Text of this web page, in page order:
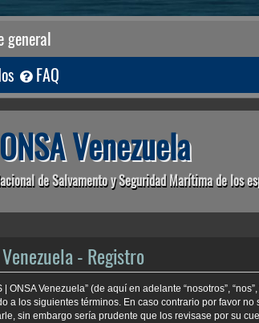
general
FAQ
Venezuela
de Salvamento y Seguridad Marítima de los
- Registro
ONSA Venezuela” (de aquí en adelante “nosotros”,
a los siguientes términos. En caso contrario por favor
sin embargo sería prudente que los revisase por su